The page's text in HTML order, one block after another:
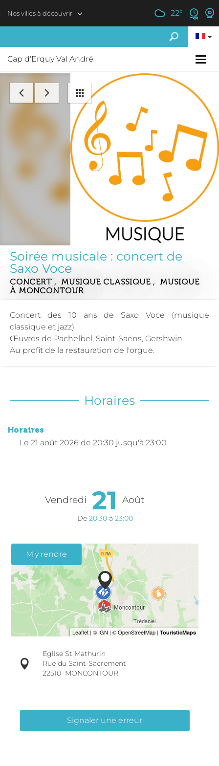
Nos villes à découvrir 22°
Cap d'Erquy Val André
Soirée musicale : concert de
Saxo Voce
CONCERT , MUSIQUE CLASSIQUE , MUSIQUE
À MONCONTOUR
Concert des 10 ans de Saxo Voce (musique
classique et jazz)
Œuvres de Pachelbel, Saint-Saëns, Gershwin.
Au profit de la restauration de l'orgue.
Horaires
Horaires
Le 21 août 2026 de 20:30 jusqu'à 23:00
Vendredi 21 Août
De 20:30 à 23:00
M'y rendre
Eglise St Mathurin
Rue du Saint-Sacrement
22510 MONCONTOUR
Signaler une erreur